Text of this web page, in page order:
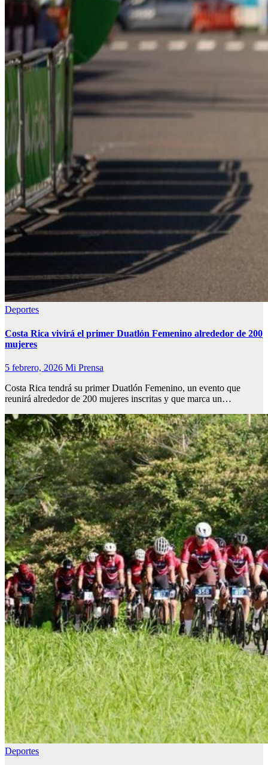
Deportes
Costa Rica vivirá el primer Duatlón Femenino alrededor de 200
mujeres
5 febrero, 2026 Mi Prensa
Costa Rica tendrá su primer Duatlón Femenino, un evento que
reunirá alrededor de 200 mujeres inscritas y que marca un…
Deportes